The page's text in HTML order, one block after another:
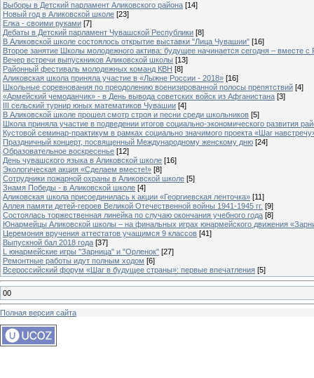
Выборы в Детский парламент Аликовского района [14]
Новый год в Аликовской школе [23]
Елка - своими руками [7]
Дебаты в Детский парламент Чувашской Республики [8]
В Аликовской школе состоялось открытие выставки "Лица Чувашии" [16]
Второе занятие Школы молодежного актива: будущее начинается сегодня – вместе
Вечер встречи выпускников Аликовской школы [13]
Районный фестиваль молодежных команд КВН [8]
Аликовская школа приняла участие в «Лыжне России - 2018» [16]
Школьные соревнования по преодолению военизированной полосы препятствий [4]
«Армейский чемоданчик» - в День вывода советских войск из Афганистана [3]
III сельский турнир юных математиков Чувашии [4]
В Аликовской школе прошел смотр строя и песни среди школьников [5]
Школа приняла участие в подведении итогов социально-экономического развития
Кустовой семинар-практикум в рамках социально значимого проекта «Шаг
Праздничный концерт, посвященный Международному женскому дню [24]
Образовательное воскресенье [12]
День чувашского языка в Аликовской школе [16]
Экологическая акция «Сделаем вместе!» [8]
Сотрудники пожарной охраны в Аликовской школе [5]
Знамя Победы - в Аликовской школе [4]
Аликовская школа присоединилась к акции «Георгиевская ленточка» [11]
Аллея памяти детей-героев Великой Отечественной войны 1941-1945 гг. [9]
Cостоялась торжественная линейка по случаю окончания учебного года [8]
Юнармейцы Аликовской школы – на финальных играх юнармейского движения
Церемония вручения аттестатов учащимся 9 классов [41]
Выпускной бал 2018 года [37]
L юнармейские игры "Зарница" и "Орленок" [27]
Ремонтные работы идут полным ходом [6]
Всероссийский форум «Шаг в будущее страны»: первые впечатления [5]
00
Полная версия сайта